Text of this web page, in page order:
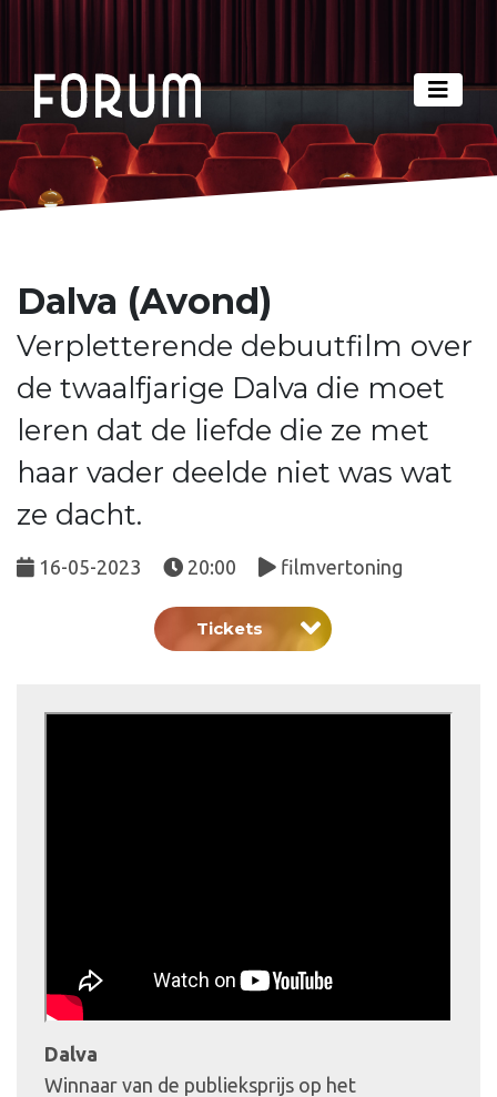
Dalva (Avond)
Verpletterende debuutfilm over
de twaalfjarige Dalva die moet
leren dat de liefde die ze met
haar vader deelde niet was wat
ze dacht.
16-05-2023 20:00 filmvertoning
Tickets
Dalva
Winnaar van de publieksprijs op het